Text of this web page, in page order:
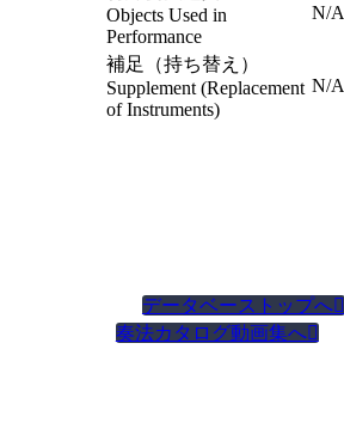
Objects Used in
Performance
N/A
補足（持ち替え）
Supplement (Replacement
of Instruments)
N/A
データベーストップへ
奏法カタログ動画集へ